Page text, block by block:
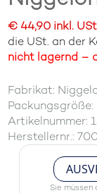
€ 44,90 inkl. USt
die USt. an der
nicht lagernd –
Fabrikat:
Packungsgröße:
Artikelnummer:
Herstellernr.:
Sie müssen